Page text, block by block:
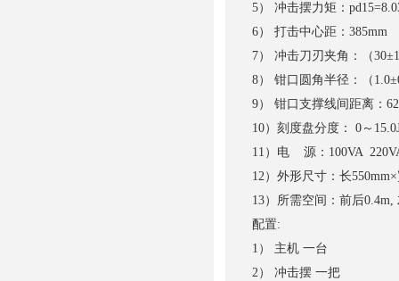
5） 冲击摆力矩：
6） 打击中心距：385mm
7） 冲击刀刃夹角：（
8） 钳口圆角半径：（
9） 钳口支撑线间距离：
10）刻度盘分度： 0～
11）电 源：100VA
12）外形尺寸：长
13）所需空间：前后0.4m,
配置:
1） 主机 一台
2） 冲击摆 一把